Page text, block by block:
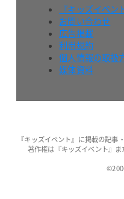
『キッズイベン
お問い合わせ
広告掲載
利用規約
個人情報の取扱
媒体資料
『キッズイベント』に掲載の記事
著作権は『キッズイベント』ま